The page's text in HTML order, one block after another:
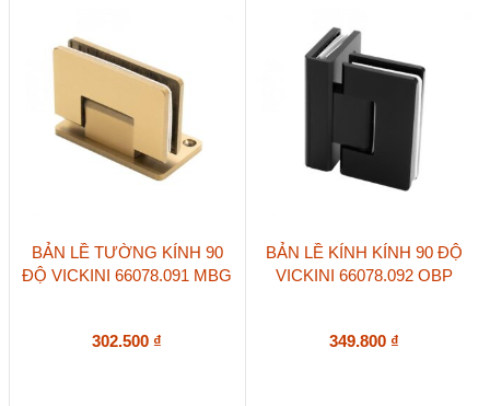
BẢN LỀ TƯỜNG KÍNH 90
ĐỘ VICKINI 66078.091 MBG
302.500 ₫
BẢN LỀ KÍNH KÍNH 90 ĐỘ
VICKINI 66078.092 OBP
349.800 ₫